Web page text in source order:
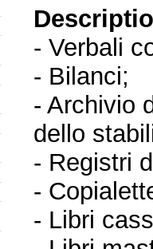
- Verbali
- Bilanci;
- Archivio
dello
- Registri
-
- Libri